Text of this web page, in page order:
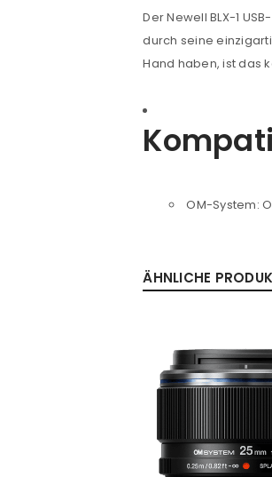
Der Newell BLX-1
durch seine
Hand haben, ist das
OM-System:
ÄHNLICHE